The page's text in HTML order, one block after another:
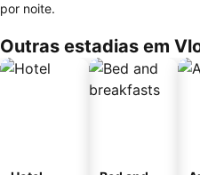
por noite.
Outras estadias em